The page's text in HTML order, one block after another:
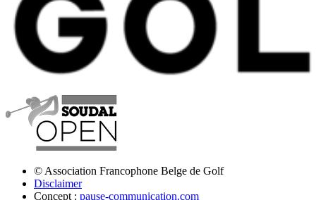
© Association Francophone Belge de Golf
Disclaimer
Concept : pause-communication.com